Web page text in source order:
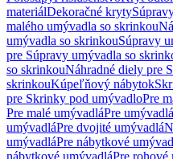
materiálDekoračné kryty
malého umývadla so skrinkou
umývadla so skrinkouSúpravy
pre Súpravy umývadla so
so skrinkouNáhradné diely pre
skrinkouKúpeľňový nábytok
pre Skrinky pod umývadloPre
Pre malé umývadláPre umývadlá
umývadláPre dvojité umývadlá
umývadláPre nábytkové
nábytkové umývadláPre rohové